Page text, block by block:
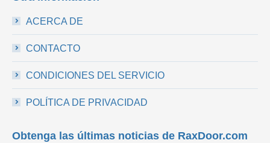
ACERCA DE
CONTACTO
CONDICIONES DEL SERVICIO
POLÍTICA DE PRIVACIDAD
Obtenga las últimas noticias de RaxDoor.com